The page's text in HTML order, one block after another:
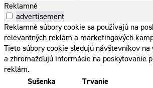
Reklamné
advertisement
Reklamné súbory cookie sa používajú na
relevantných reklám a marketingových
Tieto súbory cookie sledujú návštevníkov
a zhromažďujú informácie na poskytovanie
reklám.
Sušenka
Trvanie